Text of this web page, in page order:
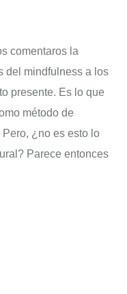
comentaros la
del mindfulness a los
presente. Es lo que
método de
¿no es esto lo
Parece entonces